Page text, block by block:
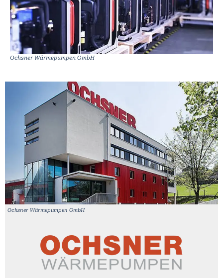
Ochsner Wärmepumpen GmbH
Ochsner Wärmepumpen GmbH